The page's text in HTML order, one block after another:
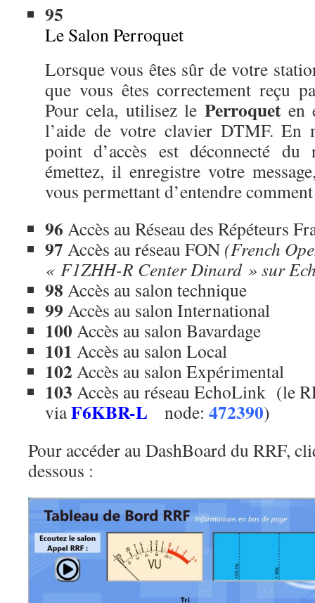
95
Le Salon Perroquet
Lorsque vous êtes sûr de votre
que vous êtes correctement reçu
Pour cela, utilisez le Perroqueten
l’aide de votre clavier DTMF. En
point d’accès est déconnecté du
émettez, il enregistre votre
vous permettant d’entendre
96 Accès au Réseau des Répéteurs
97 Accès au réseau FON (French
« F1ZHH-R Center Dinard » sur
98 Accès au salon technique
99 Accès au salon International
100 Accès au salon Bavardage
101 Accès au salon Local
102 Accès au salon Expérimental
103 Accès au réseau EchoLink (le
viaF6KBR-L node: 472390)
Pour accéder au DashBoard du RRF,
dessous :